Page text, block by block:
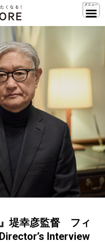
』堤幸彦監督 フィ
Interview